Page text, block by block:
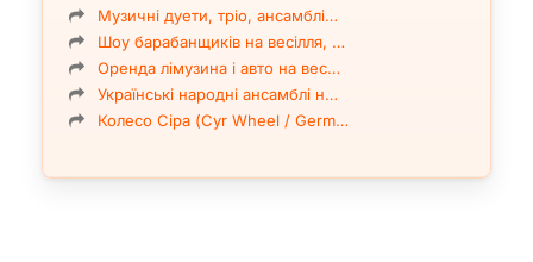
Музичні дуети, тріо, ансамблі…
Шоу барабанщиків на весілля, …
Оренда лімузина і авто на вес…
Українські народні ансамблі н…
Колесо Сіра (Cyr Wheel / Germ…